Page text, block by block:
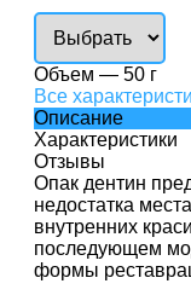
Объем — 50 г
Все
Описание
Характеристики
Отзывы
Опак дентин
недостатка
внутренних
последующем
формы